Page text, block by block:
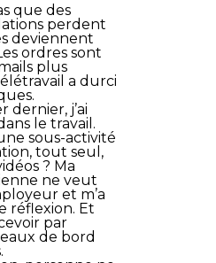
que des
perdent
deviennent
ordres sont
plus
a durci
dernier, j’ai
le travail.
sous-activité
tout seul,
? Ma
ne veut
et m’a
réflexion. Et
par
de bord